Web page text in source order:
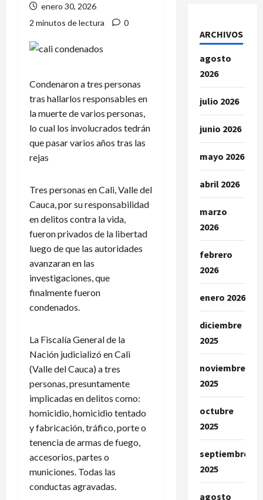
enero 30, 2026
2 minutos de lectura
0
Condenaron a tres personas
tras hallarlos responsables en
la muerte de varios personas,
lo cual los involucrados tedrán
que pasar varios años tras las
rejas
Tres personas en Cali, Valle del
Cauca, por su responsabilidad
en delitos contra la vida,
fueron privados de la libertad
luego de que las autoridades
avanzaran en las
investigaciones, que
finalmente fueron
condenados.
La Fiscalía General de la
Nación judicializó en Cali
(Valle del Cauca) a tres
personas, presuntamente
implicadas en delitos como:
homicidio, homicidio tentado
y fabricación, tráfico, porte o
tenencia de armas de fuego,
accesorios, partes o
municiones. Todas las
conductas agravadas.
ARCHIVOS
agosto
2026
julio 2026
junio 2026
mayo 2026
abril 2026
marzo
2026
febrero
2026
enero 2026
diciembre
2025
noviembre
2025
octubre
2025
septiembre
2025
agosto